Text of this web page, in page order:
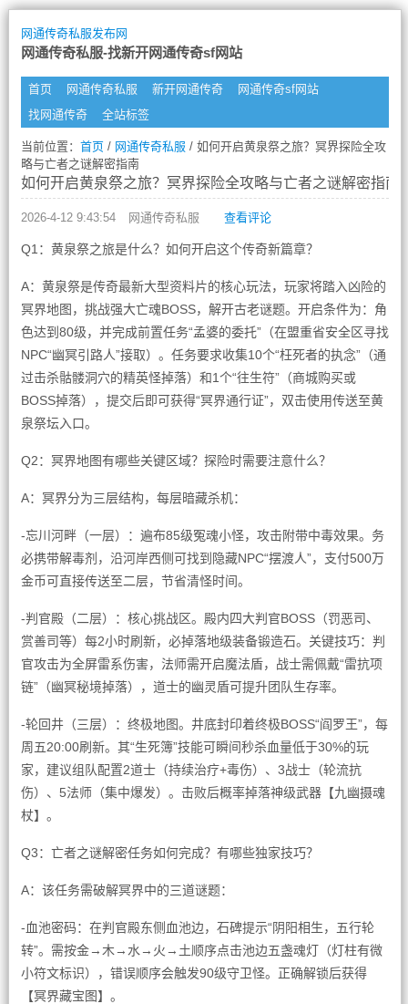
网通传奇私服发布网
网通传奇私服-找新开网通传奇sf网站
首页 网通传奇私服 新开网通传奇
网通传奇sf网站
找网通传奇
全站标签
当前位置： 首页/ 网通传奇私服 / 如何开启黄泉祭之旅？冥界探险全攻
略与亡者之谜解密指南
如何开启黄泉祭之旅？冥界探险全攻略与亡者之谜解密指南
2026-4-12 9:43:54 网通传奇私服 查看评论
Q1：黄泉祭之旅是什么？如何开启这个传奇新篇章？
A：黄泉祭是传奇最新大型资料片的核心玩法，玩家将踏入凶险的
冥界地图，挑战强大亡魂BOSS，解开古老谜题。开启条件为：角
色达到80级，并完成前置任务“孟婆的委托”（在盟重省安全区寻找
NPC“幽冥引路人”接取）。任务要求收集10个“枉死者的执念”（通
过击杀骷髅洞穴的精英怪掉落）和1个“往生符”（商城购买或
BOSS掉落），提交后即可获得“冥界通行证”，双击使用传送至黄
泉祭坛入口。
Q2：冥界地图有哪些关键区域？探险时需要注意什么？
A：冥界分为三层结构，每层暗藏杀机：
-忘川河畔（一层）：遍布85级冤魂小怪，攻击附带中毒效果。务
必携带解毒剂，沿河岸西侧可找到隐藏NPC“摆渡人”，支付500万
金币可直接传送至二层，节省清怪时间。
-判官殿（二层）：核心挑战区。殿内四大判官BOSS（罚恶司、
赏善司等）每2小时刷新，必掉落地级装备锻造石。关键技巧：判
官攻击为全屏雷系伤害，法师需开启魔法盾，战士需佩戴“雷抗项
链”（幽冥秘境掉落），道士的幽灵盾可提升团队生存率。
-轮回井（三层）：终极地图。井底封印着终极BOSS“阎罗王”，每
周五20:00刷新。其“生死簿”技能可瞬间秒杀血量低于30%的玩
家，建议组队配置2道士（持续治疗+毒伤）、3战士（轮流抗
伤）、5法师（集中爆发）。击败后概率掉落神级武器【九幽摄魂
杖】。
Q3：亡者之谜解密任务如何完成？有哪些独家技巧？
A：该任务需破解冥界中的三道谜题：
-血池密码：在判官殿东侧血池边，石碑提示“阴阳相生，五行轮
转”。需按金→木→水→火→土顺序点击池边五盏魂灯（灯柱有微
小符文标识），错误顺序会触发90级守卫怪。正确解锁后获得
【冥界藏宝图】。